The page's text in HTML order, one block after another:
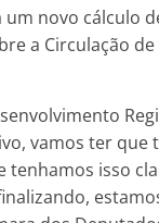
novo cálculo
a Circulação
vamos ter que
isso